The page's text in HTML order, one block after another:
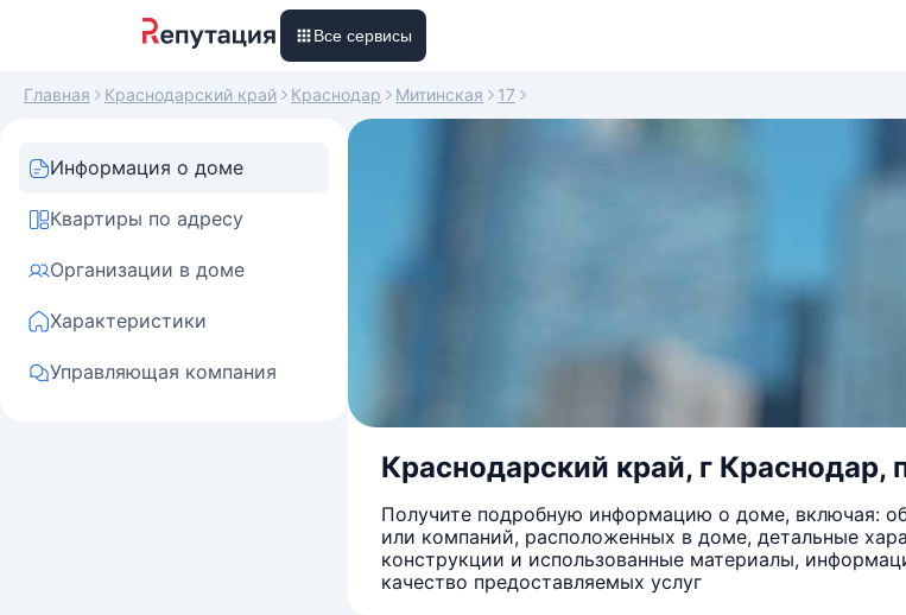
Все сервисы
Главная Краснодарский край Краснодар Митинская 17
Информация о доме
Квартиры по адресу
Организации в доме
Характеристики
Управляющая компания
Краснодарский край, г Краснодар,
Получите подробную информацию о доме, включая:
или компаний, расположенных в доме, детальные
конструкции и использованные материалы,
качество предоставляемых услуг